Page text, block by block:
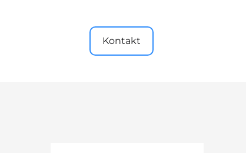
Kontakt